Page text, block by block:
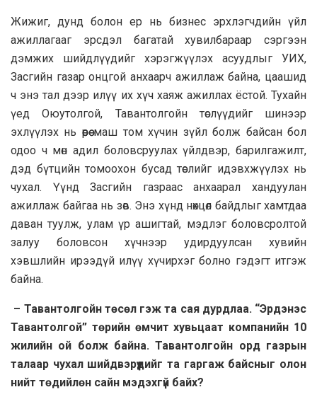
Жижиг, дунд болон ер нь бизнес эрхлэгчдийн үйл
ажиллагааг эрсдэл багатай хувилбараар сэргээн
дэмжих шийдлүүдийг хэрэгжүүлэх асуудлыг УИХ,
Засгийн газар онцгой анхаарч ажиллаж байна, цаашид
ч энэ тал дээр илүү их хүч хаяж ажиллах ёстой. Тухайн
үед Оюутолгой, Тавантолгойн төслүүдийг шинээр
эхлүүлэх нь өөрөө маш том хүчин зүйл болж байсан бол
одоо ч мөн адил боловсруулах үйлдвэр, барилгажилт,
дэд бүтцийн томоохон бусад төслийг идэвхжүүлэх нь
чухал. Үүнд Засгийн газраас анхаарал хандуулан
ажиллаж байгаа нь зөв. Энэ хүнд нөхцөл байдлыг хамтдаа
даван туулж, улам үр ашигтай, мэдлэг боловсролтой
залуу боловсон хүчнээр удирдуулсан хувийн
хэвшлийн ирээдүй илүү хүчирхэг болно гэдэгт итгэж
байна.
– Тавантолгойн төсөл гэж та сая дурдлаа. “Эрдэнэс
Тавантолгой” төрийн өмчит хувьцаат компанийн 10
жилийн ой болж байна. Тавантолгойн орд газрын
талаар чухал шийдвэрүүдийг та гаргаж байсныг олон
нийт төдийлөн сайн мэдэхгүй байх?